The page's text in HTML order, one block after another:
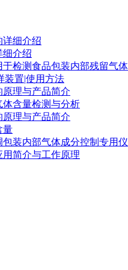
详细介绍
细介绍
检测食品包装内部残留气
装置|使用方法
理与产品简介
含量检测与分析
理与产品简介
量
装内部气体成分控制专用
简介与工作原理